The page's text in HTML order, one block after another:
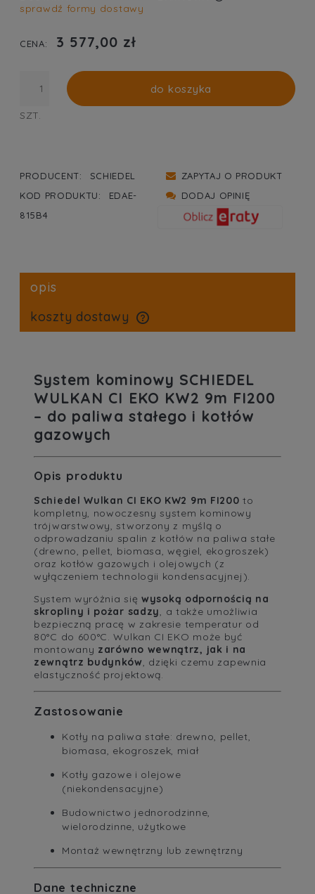
CENA NIE ZAWIERA EWENTUALNYCH KOSZTÓW
sprawdź formy dostawy
CENA: 3 577,00 zł
SZT.
do koszyka
PRODUCENT:
SCHIEDEL
KOD PRODUKTU:
EDAE-
815B4
ZAPYTAJ O PRODUKT
DODAJ OPINIĘ
opis
koszty dostawy
System kominowy SCHIEDEL
WULKAN CI EKO KW2 9m FI200
– do paliwa stałego i kotłów
gazowych
Opis produktu
Schiedel Wulkan CI EKO KW2 9m FI200 to
kompletny, nowoczesny system kominowy
trójwarstwowy, stworzony z myślą o
odprowadzaniu spalin z kotłów na paliwa stałe
(drewno, pellet, biomasa, węgiel, ekogroszek)
oraz kotłów gazowych i olejowych (z
wyłączeniem technologii kondensacyjnej).
System wyróżnia się wysoką odpornością na
skropliny i pożar sadzy, a także umożliwia
bezpieczną pracę w zakresie temperatur od
80°C do 600°C. Wulkan CI EKO może być
montowany zarówno wewnątrz, jak i na
zewnątrz budynków, dzięki czemu zapewnia
elastyczność projektową.
Zastosowanie
Kotły na paliwa stałe: drewno, pellet,
biomasa, ekogroszek, miał
Kotły gazowe i olejowe
(niekondensacyjne)
Budownictwo jednorodzinne,
wielorodzinne, użytkowe
Montaż wewnętrzny lub zewnętrzny
Dane techniczne